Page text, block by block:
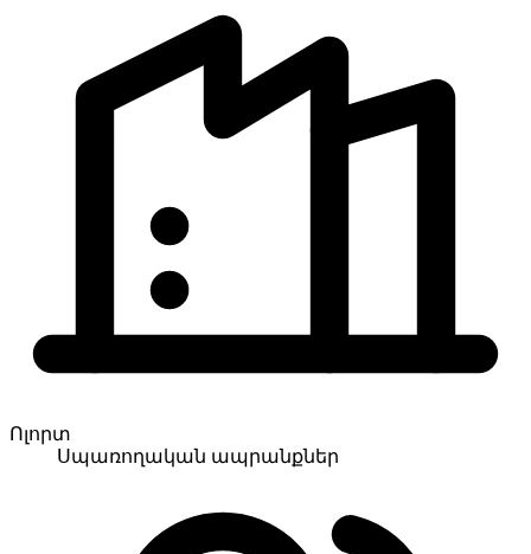
Ոլորտ
Սպառողական ապրանքներ